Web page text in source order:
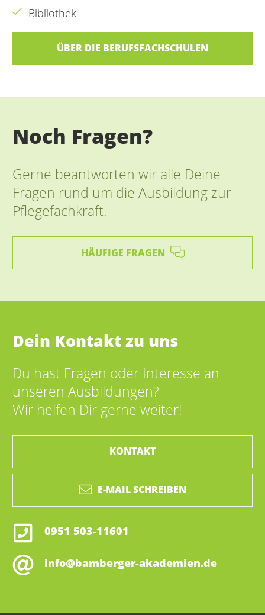
Bibliothek
ÜBER DIE BERUFSFACHSCHULEN
Noch Fragen?
Gerne beantworten wir alle Deine
Fragen rund um die Ausbildung zur
Pflegefachkraft.
HÄUFIGE FRAGEN
Dein Kontakt zu uns
Du hast Fragen oder Interesse an
unseren Ausbildungen?
Wir helfen Dir gerne weiter!
KONTAKT
E-MAIL SCHREIBEN
0951 503-11601
info@bamberger-akademien.de